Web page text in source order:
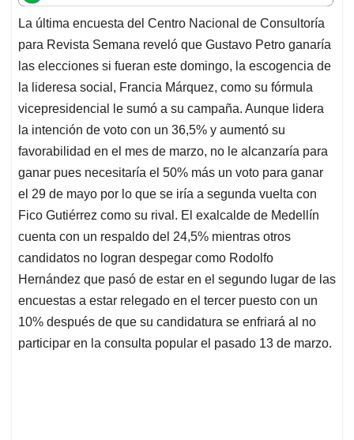
t
s
A
p
p
e
b
o
o
k
k
e
d
I
n
i
l
e
a
d
s
La última encuesta del Centro Nacional de Consultoría
para Revista Semana reveló que Gustavo Petro ganaría
las elecciones si fueran este domingo, la escogencia de
la lideresa social, Francia Márquez, como su fórmula
vicepresidencial le sumó a su campaña. Aunque lidera
la intención de voto con un 36,5% y aumentó su
favorabilidad en el mes de marzo, no le alcanzaría para
ganar pues necesitaría el 50% más un voto para ganar
el 29 de mayo por lo que se iría a segunda vuelta con
Fico Gutiérrez como su rival. El exalcalde de Medellín
cuenta con un respaldo del 24,5% mientras otros
candidatos no logran despegar como Rodolfo
Hernández que pasó de estar en el segundo lugar de las
encuestas a estar relegado en el tercer puesto con un
10% después de que su candidatura se enfriará al no
participar en la consulta popular el pasado 13 de marzo.